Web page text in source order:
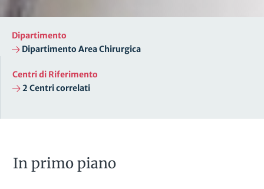
Dipartimento
Dipartimento Area Chirurgica
Centri di Riferimento
2 Centri correlati
In primo piano